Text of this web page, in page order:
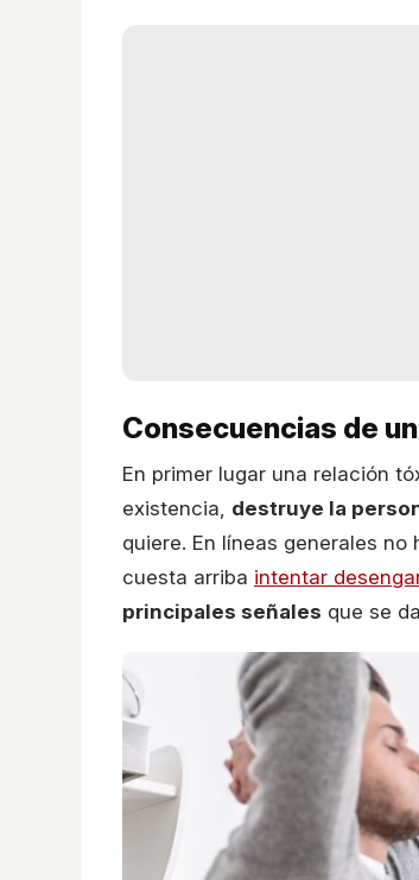
Consecuencias de
En primer lugar una relación
existencia, destruye la
quiere. En líneas generales
cuesta arriba intentar
principales señales que se